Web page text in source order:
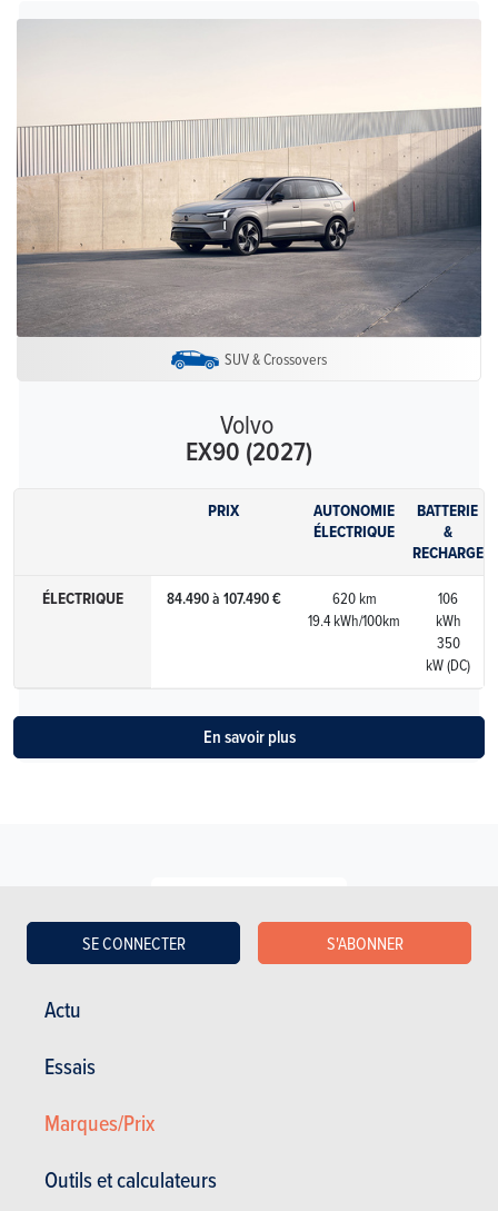
Actu
Essais
Marques/Prix
Outils et calculateurs
SE CONNECTER S'ABONNER
SUV & Crossovers
Volvo
EX90 (2027)
PRIX
AUTONOMIE
ÉLECTRIQUE
BATTERIE
&
RECHARGE
ÉLECTRIQUE
84.490 à 107.490 €
620 km
19.4 kWh/100km
106
kWh
350
kW (DC)
En savoir plus